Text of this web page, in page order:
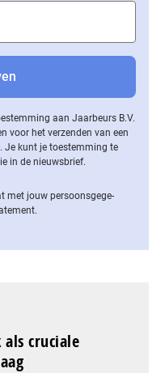
aan Jaarbeurs B.V.
voor het verzenden van een
Je kunt je toestemming te
in de nieuwsbrief.
met jouw per­soons­ge­ge­
cruciale